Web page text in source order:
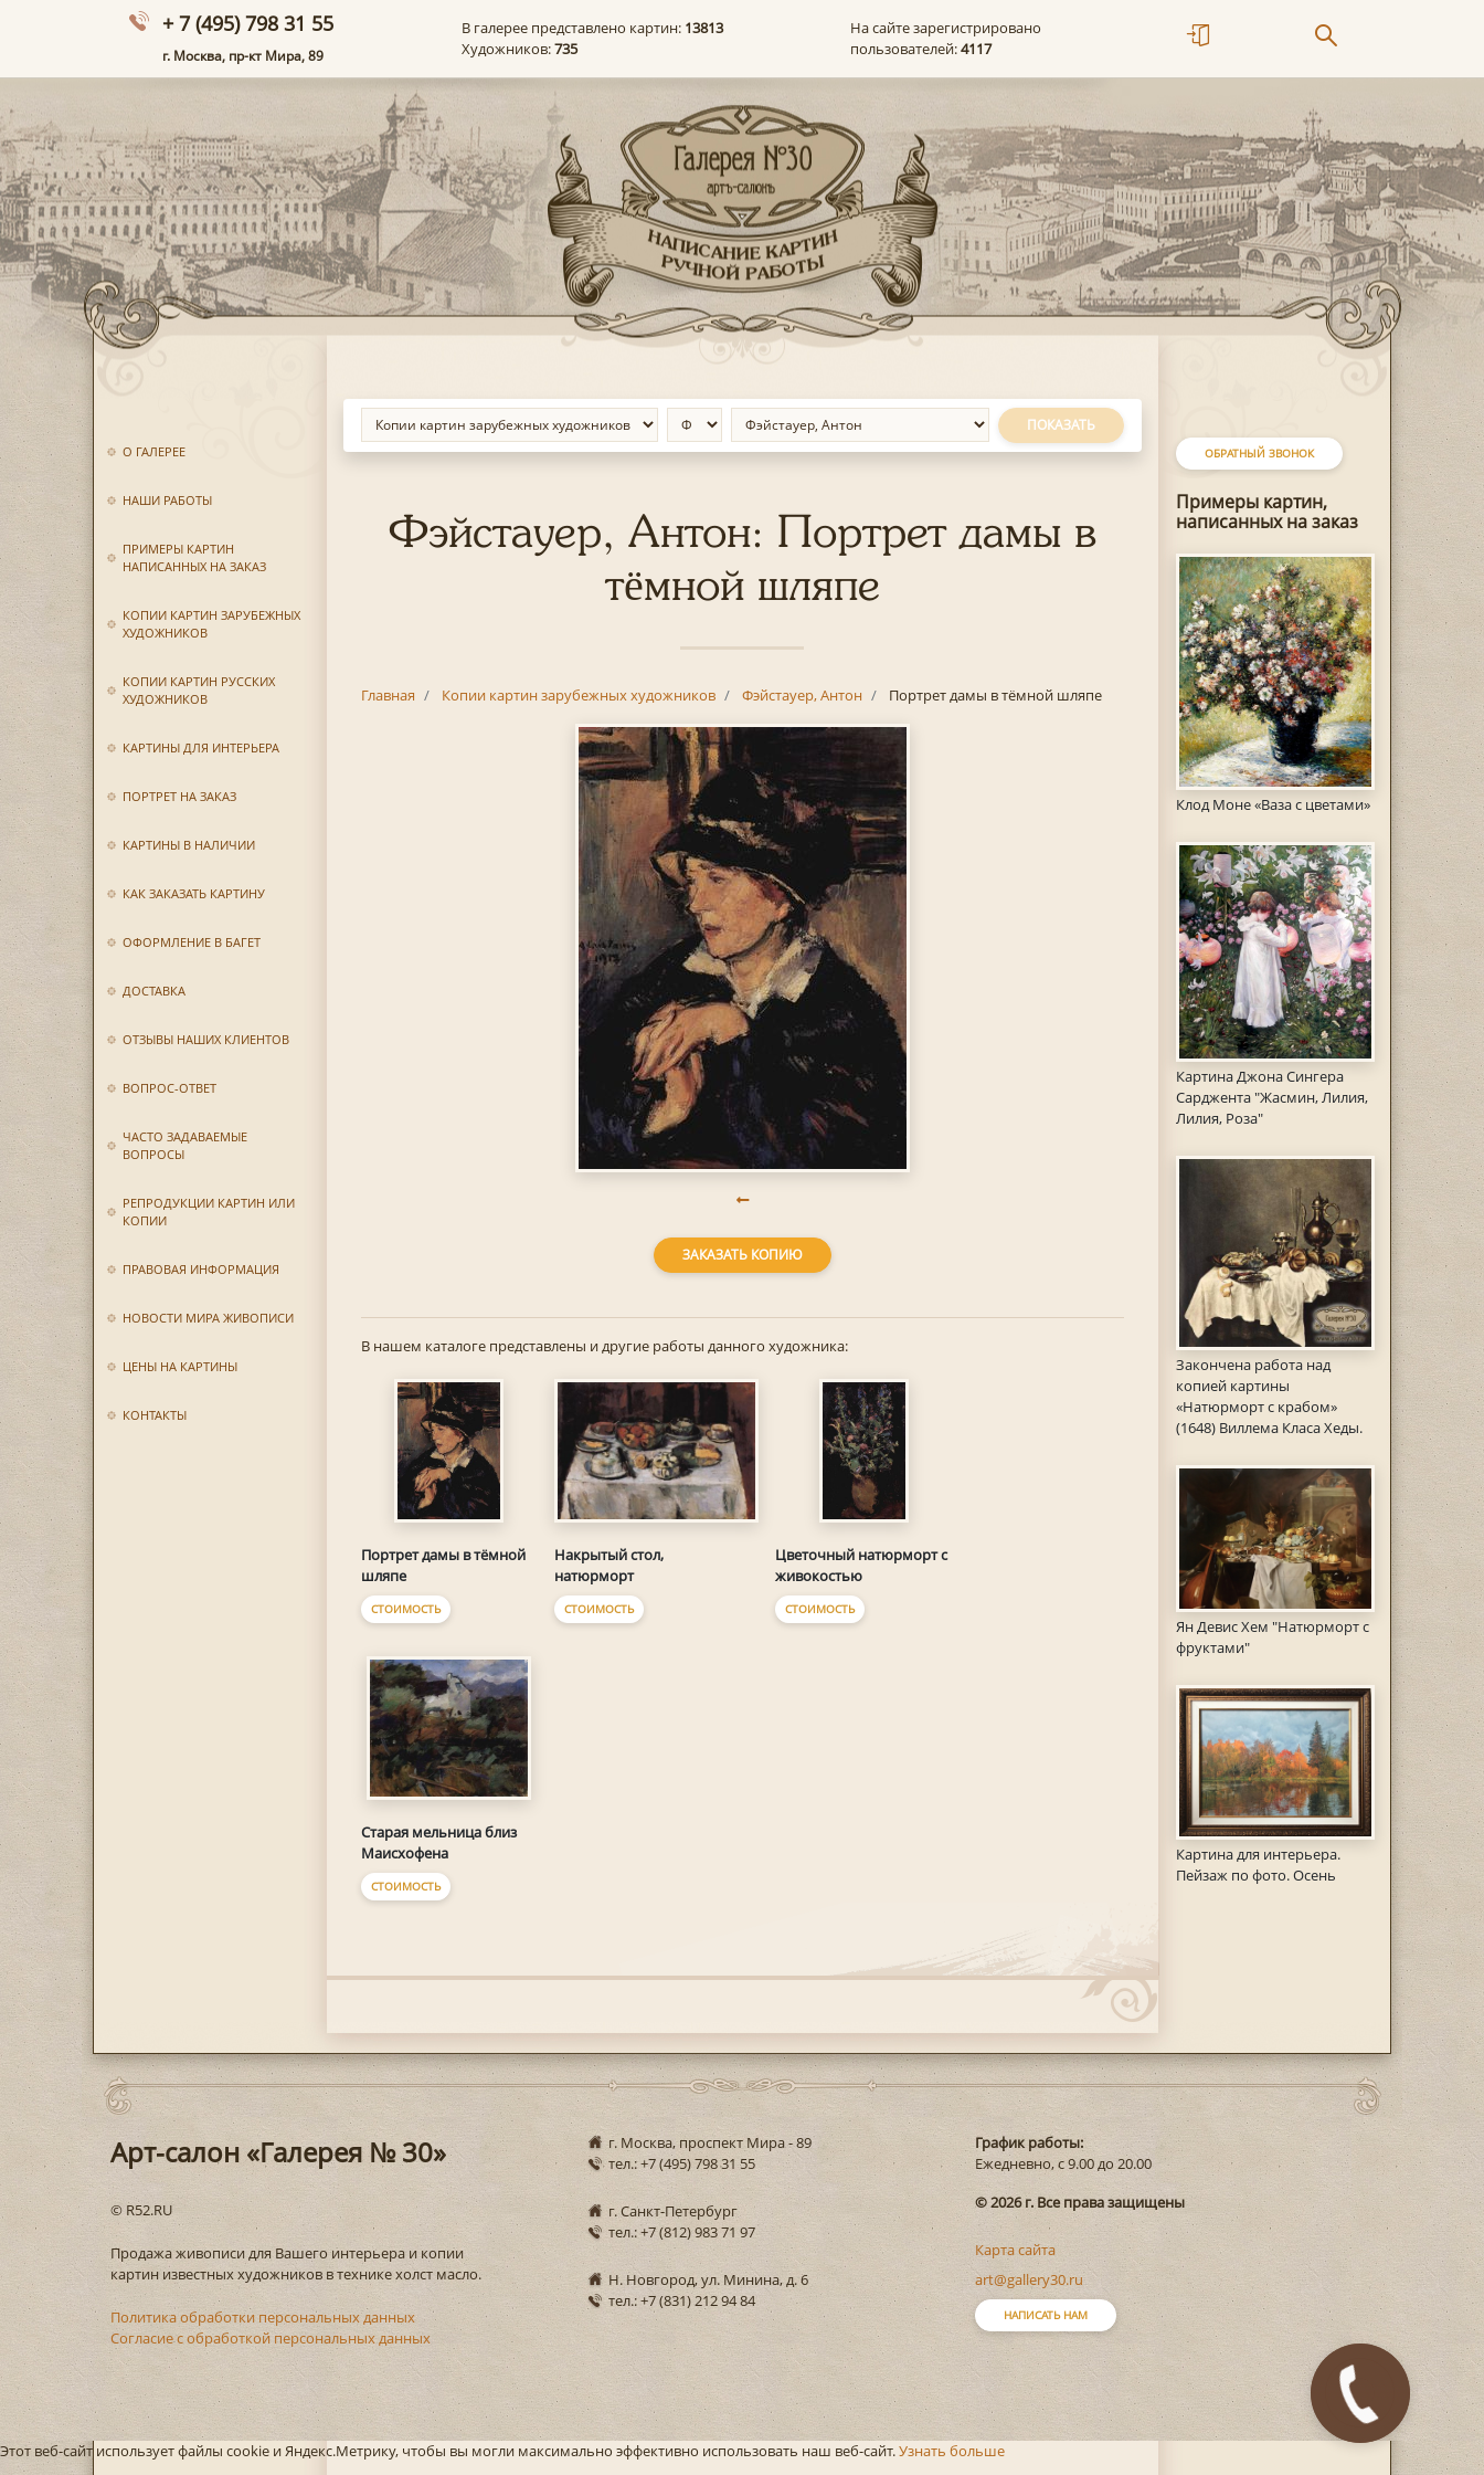
+ 7 (495) 798 31 55
г. Москва, пр-кт Мира, 89
В галерее представлено картин: 13813
Художников:735
На сайте зарегистрировано
пользователей:4117
О ГАЛЕРЕЕ
НАШИ РАБОТЫ
ПРИМЕРЫ КАРТИН
НАПИСАННЫХ НА ЗАКАЗ
КОПИИ КАРТИН ЗАРУБЕЖНЫХ
ХУДОЖНИКОВ
КОПИИ КАРТИН РУССКИХ
ХУДОЖНИКОВ
КАРТИНЫ ДЛЯ ИНТЕРЬЕРА
ПОРТРЕТ НА ЗАКАЗ
КАРТИНЫ В НАЛИЧИИ
КАК ЗАКАЗАТЬ КАРТИНУ
ОФОРМЛЕНИЕ В БАГЕТ
ДОСТАВКА
ОТЗЫВЫ НАШИХ КЛИЕНТОВ
ВОПРОС-ОТВЕТ
ЧАСТО ЗАДАВАЕМЫЕ
ВОПРОСЫ
РЕПРОДУКЦИИ КАРТИН ИЛИ
КОПИИ
ПРАВОВАЯ ИНФОРМАЦИЯ
НОВОСТИ МИРА ЖИВОПИСИ
ЦЕНЫ НА КАРТИНЫ
КОНТАКТЫ
ОБРАТНЫЙ ЗВОНОК
Примеры картин,
написанных на заказ
Клод Моне «Ваза с цветами»
Картина Джона Сингера
Сарджента "Жасмин, Лилия,
Лилия, Роза"
Закончена работа над
копией картины
«Натюрморт с крабом»
(1648) Виллема Класа Хеды.
Ян Девис Хем "Натюрморт с
фруктами"
Картина для интерьера.
Пейзаж по фото. Осень
ПОКАЗАТЬ
Фэйстауер, Антон: Портрет дамы в
тёмной шляпе
Главная Копии картин зарубежных художников Фэйстауер, Антон Портрет дамы в тёмной шляпе
ЗАКАЗАТЬ КОПИЮ
В нашем каталоге представлены и другие работы данного художника:
Портрет дамы в тёмной
шляпе
СТОИМОСТЬ
Накрытый стол,
натюрморт
СТОИМОСТЬ
Цветочный натюрморт с
живокостью
СТОИМОСТЬ
Старая мельница близ
Маисхофена
СТОИМОСТЬ
Арт-салон «Галерея № 30»
© R52.RU
Продажа живописи для Вашего интерьера и копии
картин известных художников в технике холст масло.
Политика обработки персональных данных
Согласие с обработкой персональных данных
г. Москва, проспект Мира - 89
тел.: +7 (495) 798 31 55
г. Санкт-Петербург
тел.: +7 (812) 983 71 97
Н. Новгород, ул. Минина, д. 6
тел.: +7 (831) 212 94 84
График работы:
Ежедневно, с 9.00 до 20.00
© 2026 г. Все права защищены
Карта сайта
art@gallery30.ru
НАПИСАТЬ НАМ
Этот веб-сайт использует файлы cookie и Яндекс.Метрику, чтобы вы могли максимально эффективно использовать наш веб-сайт.Узнать больше